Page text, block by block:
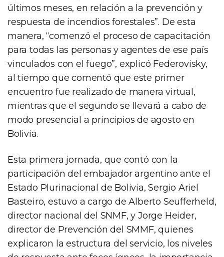
últimos meses, en relación a la prevención y
respuesta de incendios forestales”. De esta
manera, “comenzó el proceso de capacitación
para todas las personas y agentes de ese país
vinculados con el fuego”, explicó Federovisky,
al tiempo que comentó que este primer
encuentro fue realizado de manera virtual,
mientras que el segundo se llevará a cabo de
modo presencial a principios de agosto en
Bolivia.
Esta primera jornada, que contó con la
participación del embajador argentino ante el
Estado Plurinacional de Bolivia, Sergio Ariel
Basteiro, estuvo a cargo de Alberto Seufferheld,
director nacional del SNMF, y Jorge Heider,
director de Prevención del SMMF, quienes
explicaron la estructura del servicio, los niveles